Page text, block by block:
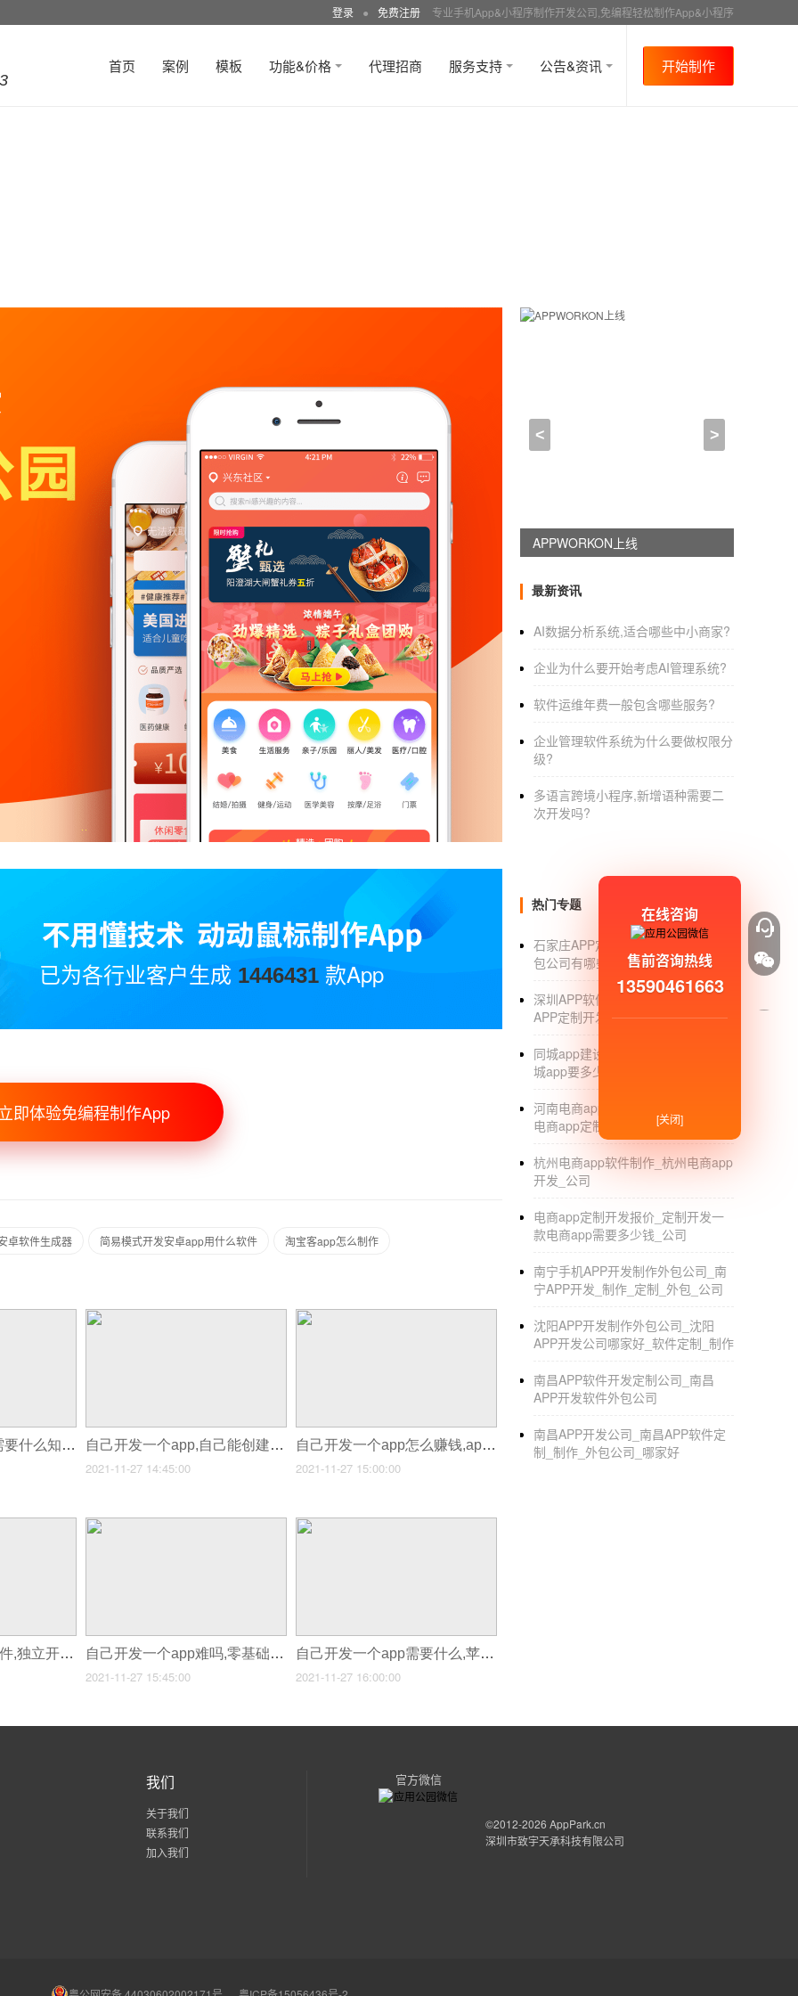
登录 ● 免费注册 专业手机App&小程序制作开发公司,免编程轻松制作App&小程序
首页 案例 模板 功能&价格 代理招商 服务支持 公告&资讯 开始制作
2022-11-15 22:00:00
手机微信软件乘车码
1.第一步，点击打开微信软件，然后点击公交
2.第二步。在个人中心界面，点击下图箭头所
6.第六步。成功添加账单后信息，点击页面底
7.第七步，我们可以看到如下图所示的授权
面，然后点击返回选项。
9.第九步。再次，来到微信的主页面后，我
腾讯发布的5款良心小程序高效实用
1.腾讯文档，一个办公神器，可以随时随地
2.腾讯翻译机君，非常好用的翻译机小程序
3.腾讯乘车码。有了它，告别你的地铁和公交
1.智慧便捷：1000万人的悠闲出行方式：“羊
城通公交代码小程序已全面覆盖广州26000
2.创新服务：跨越时空的庭审：在今年6月的
庭的监视器上小程序。这种跨越时间和空间
半年来，宁波法院案件数量增长8%，但平均
3.商业突破：低成本尝试商业尝试：宜家打破
1800次，从010到31097，成为公认的“网络名
已为各行业客户生成 1446431 款App
即体验免编程制作App
卓软件生成器 简易模式开发安卓app用什么软件 淘宝客app怎么制作
自己开发一个APP需要什么知识,一个人开发一个app需要什么技能 自己开发一个app,自己能创建app吗
2021-11-27 14:45:00
自己开发一个app怎么赚钱,app软件是怎么赚钱
2021-11-27 15:00:00
自己开发一个app软件,独立开发app有多难 自己开发一个app难吗,零基础学app开发应该如何自学
2021-11-27 15:45:00
自己开发一个app需要什么,苹果app开发需要什么软件是什么情况
2021-11-27 16:00:00
< >
APPWORKON上线
最新资讯
AI数据分析系统,适合哪些中小商家?
企业为什么要开始考虑AI管理系统?
软件运维年费一般包含哪些服务?
企业管理软件系统为什么要做权限分
级?
多语言跨境小程序,新增语种需要二
次开发吗?
热门专题
石家庄APP定制_石家庄APP定制外
包公司有哪些_手机软件外包_开发
深圳APP软件定制开发_深圳手机
APP定制开发公司有哪些_外包_排名
同城app建设开发_开发制作一个同
城app要多少钱_制作方案
河南电商app开发公司有哪些_河南
电商app定制开发_排名
杭州电商app软件制作_杭州电商app
开发_公司
电商app定制开发报价_定制开发一
款电商app需要多少钱_公司
南宁手机APP开发制作外包公司_南
宁APP开发_制作_定制_外包_公司
沈阳APP开发制作外包公司_沈阳
APP开发公司哪家好_软件定制_制作
南昌APP软件开发定制公司_南昌
APP开发软件外包公司
南昌APP开发公司_南昌APP软件定
制_制作_外包公司_哪家好
我们
关于我们
联系我们
加入我们
官方微信
©2012-2026 AppPark.cn
深圳市致宇天承科技有限公司
在线咨询
售前咨询热线
13590461663
[关闭]